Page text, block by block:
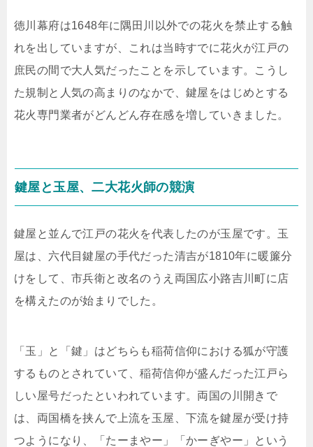
徳川幕府は1648年に隅田川以外での花火を禁止する触
れを出していますが、これは当時すでに花火が江戸の
庶民の間で大人気だったことを示しています。こうし
た規制と人気の高まりのなかで、鍵屋をはじめとする
花火専門業者がどんどん存在感を増していきました。
鍵屋と玉屋、二大花火師の競演
鍵屋と並んで江戸の花火を代表したのが玉屋です。玉
屋は、六代目鍵屋の手代だった清吉が1810年に暖簾分
けをして、市兵衛と改名のうえ両国広小路吉川町に店
を構えたのが始まりでした。
「玉」と「鍵」はどちらも稲荷信仰における狐が守護
するものとされていて、稲荷信仰が盛んだった江戸ら
しい屋号だったといわれています。両国の川開きで
は、両国橋を挟んで上流を玉屋、下流を鍵屋が受け持
つようになり、「たーまやー」「かーぎやー」という